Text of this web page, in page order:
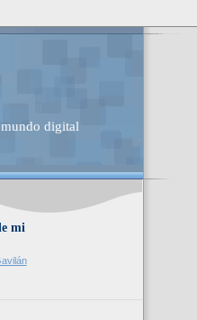
digital
mi